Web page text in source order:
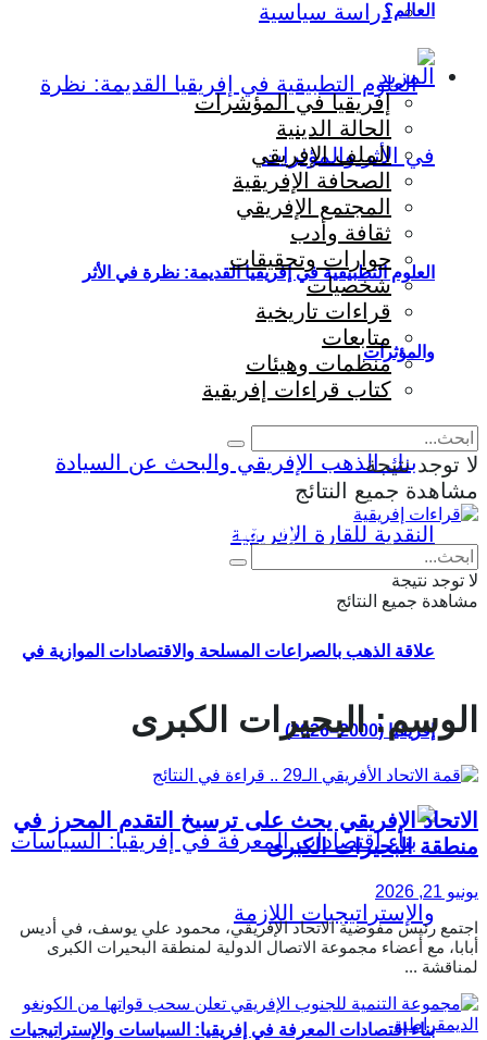
دراسة سياسية
العلوم التطبيقية في إفريقيا القديمة: نظرة في الأثر
والمؤثرات
علاقة الذهب بالصراعات المسلحة والاقتصادات الموازية في
إفريقيا (2000–2026)
بناء اقتصادات المعرفة في إفريقيا: السياسات والإستراتيجيات
العالم؟
المزيد
إفريقيا في المؤشرات
الحالة الدينية
الملف الإفريقي
الصحافة الإفريقية
المجتمع الإفريقي
ثقافة وأدب
حوارات وتحقيقات
شخصيات
قراءات تاريخية
متابعات
منظمات وهيئات
كتاب قراءات إفريقية
لا توجد نتيجة
مشاهدة جميع النتائج
Eng Fr
لا توجد نتيجة
مشاهدة جميع النتائج
الوسم:البحيرات الكبرى
الاتحاد الإفريقي يحث على ترسيخ التقدم المحرز في
منطقة البحيرات الكبرى
يونيو 21, 2026
اجتمع رئيس مفوضية الاتحاد الإفريقي، محمود علي يوسف، في أديس
أبابا، مع أعضاء مجموعة الاتصال الدولية لمنطقة البحيرات الكبرى
لمناقشة ...